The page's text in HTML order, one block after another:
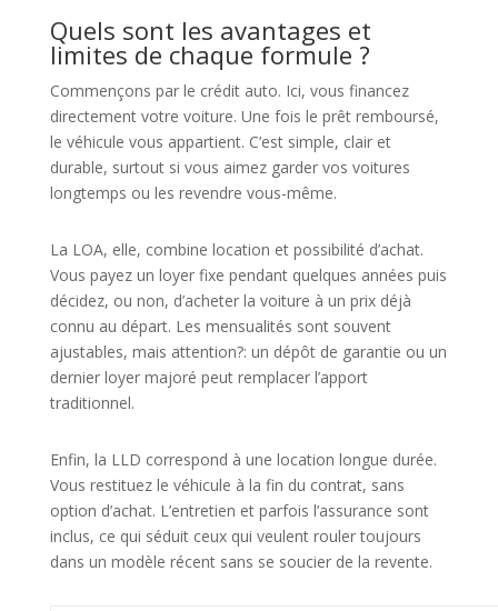
Quels sont les avantages et
limites de chaque formule ?
Commençons par le crédit auto. Ici, vous financez
directement votre voiture. Une fois le prêt remboursé,
le véhicule vous appartient. C’est simple, clair et
durable, surtout si vous aimez garder vos voitures
longtemps ou les revendre vous-même.
La LOA, elle, combine location et possibilité d’achat.
Vous payez un loyer fixe pendant quelques années puis
décidez, ou non, d’acheter la voiture à un prix déjà
connu au départ. Les mensualités sont souvent
ajustables, mais attention?: un dépôt de garantie ou un
dernier loyer majoré peut remplacer l’apport
traditionnel.
Enfin, la LLD correspond à une location longue durée.
Vous restituez le véhicule à la fin du contrat, sans
option d’achat. L’entretien et parfois l’assurance sont
inclus, ce qui séduit ceux qui veulent rouler toujours
dans un modèle récent sans se soucier de la revente.